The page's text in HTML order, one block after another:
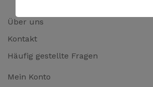
Über uns
Kontakt
Häufig gestellte Fragen
Mein Konto